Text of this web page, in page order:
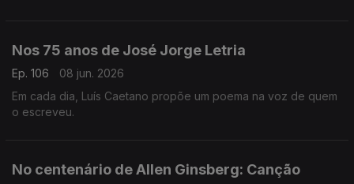
Nos 75 anos de José Jorge Letria
Ep. 106
08 jun. 2026
Em cada dia, Luís Caetano propõe um poema na voz de quem
o escreveu.
No centenário de Allen Ginsberg: Canção